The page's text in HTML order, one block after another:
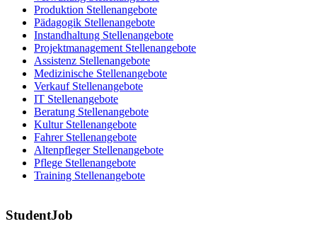
Produktion Stellenangebote
Pädagogik Stellenangebote
Instandhaltung Stellenangebote
Projektmanagement Stellenangebote
Assistenz Stellenangebote
Medizinische Stellenangebote
Verkauf Stellenangebote
IT Stellenangebote
Beratung Stellenangebote
Kultur Stellenangebote
Fahrer Stellenangebote
Altenpfleger Stellenangebote
Pflege Stellenangebote
Training Stellenangebote
StudentJob